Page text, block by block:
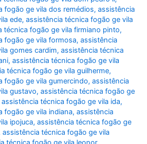
fogão ge vila dos remédios,assistência
ede,assistência técnica fogão ge vila
técnica fogão ge vila firmiano pinto,
fogão ge vila formosa,assistência
gomes cardim,assistência técnica
,assistência técnica fogão ge vila
técnica fogão ge vila guilherme,
fogão ge vila gumercindo,assistência
gustavo,assistência técnica fogão ge
assistência técnica fogão ge vila ida,
fogão ge vila indiana,assistência
ipojuca,assistência técnica fogão ge
assistência técnica fogão ge vila